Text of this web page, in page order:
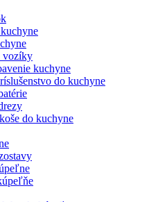
vozíky
kuchyne
do kuchyne
do kuchyne